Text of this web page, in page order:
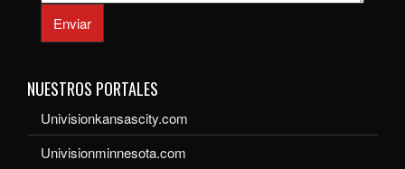
Enviar
NUESTROS PORTALES
Univisionkansascity.com
Univisionminnesota.com